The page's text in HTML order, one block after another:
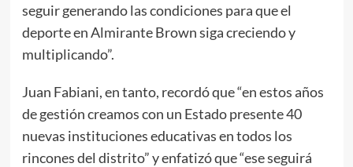
seguir generando las condiciones para que el
deporte en Almirante Brown siga creciendo y
multiplicando”.
Juan Fabiani, en tanto, recordó que “en estos años
de gestión creamos con un Estado presente 40
nuevas instituciones educativas en todos los
rincones del distrito” y enfatizó que “ese seguirá